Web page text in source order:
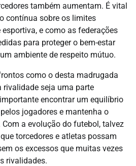
também aumentam. É vital
contínua sobre os limites
e como as federações
para proteger o bem-estar
ambiente de respeito mútuo.
como o desta madrugada
rivalidade seja uma parte
encontrar um equilíbrio
jogadores e mantenha o
a evolução do futebol, talvez
torcedores e atletas possam
os excessos que muitas vezes
rivalidades.